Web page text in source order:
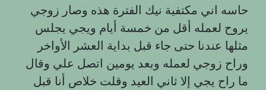
حاسه اني مكتفية نيك الفترة هذه وصار زوجي
يروح لعمله أقل من خمسة أيام ويجي يجلس
مثلها عندنا حتى جاء قبل بداية العشر الأواخر
وراح زوجي لعمله وبعد يومين اتصل علي وقال
ما راح يجي إلا ثاني العيد وقلت خلاص أنا قبل